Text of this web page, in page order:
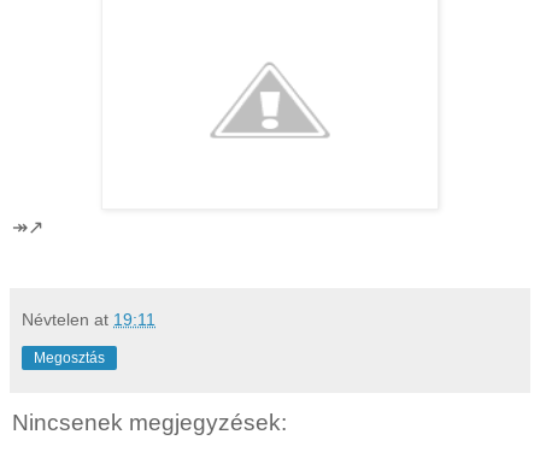
↠↗
Névtelen at 19:11
Megosztás
Nincsenek megjegyzések: